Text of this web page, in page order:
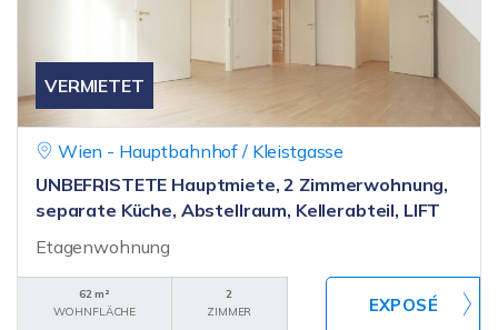
VERMIETET
Wien - Hauptbahnhof / Kleistgasse
UNBEFRISTETE Hauptmiete, 2 Zimmerwohnung,
separate Küche, Abstellraum, Kellerabteil, LIFT
Etagenwohnung
62 m²
WOHNFLÄCHE
2
ZIMMER